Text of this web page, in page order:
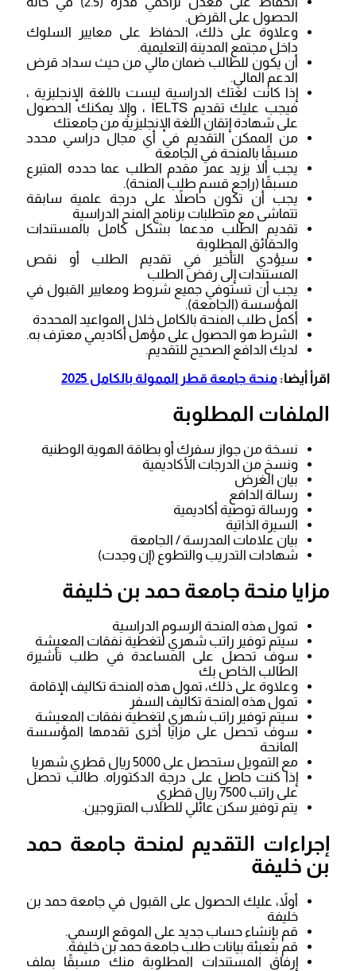
الحصول على القرض.
وعلاوة على ذلك، الحفاظ على معايير السلوك
داخل مجتمع المدينة التعليمية.
أن يكون للطالب ضمان مالي من حيث سداد قرض
الدعم المالي.
إذا كانت لغتك الدراسية ليست باللغة الإنجليزية ،
فيجب عليك تقديم IELTS ، وإلا يمكنك الحصول
على شهادة إتقان اللغة الإنجليزية من جامعتك
من الممكن التقديم في أي مجال دراسي محدد
مسبقًا بالمنحة في الجامعة
يجب ألا يزيد عمر مقدم الطلب عما حدده المتبرع
مسبقًا (راجع قسم طلب المنحة).
يجب أن تكون حاصلاً على درجة علمية سابقة
تتماشى مع متطلبات برنامج المنح الدراسية
تقديم الطلب مدعما بشكل كامل بالمستندات
والحقائق المطلوبة
سيؤدي التأخير في تقديم الطلب أو نقص
المستندات إلى رفض الطلب
يجب أن تستوفي جميع شروط ومعايير القبول في
المؤسسة (الجامعة).
أكمل طلب المنحة بالكامل خلال المواعيد المحددة
الشرط هو الحصول على مؤهل أكاديمي معترف به.
لديك الدافع الصحيح للتقديم.
اقرأ أيضا: منحة جامعة قطر الممولة بالكامل 2025
الملفات المطلوبة
نسخة من جواز سفرك أو بطاقة الهوية الوطنية
ونسخ من الدرجات الأكاديمية
بيان الغرض
رسالة الدافع
ورسالة توصية أكاديمية
السيرة الذاتية
بيان علامات المدرسة / الجامعة
شهادات التدريب والتطوع (إن وجدت)
مزايا منحة جامعة حمد بن خليفة
تمول هذه المنحة الرسوم الدراسية
سيتم توفير راتب شهري لتغطية نفقات المعيشة
سوف تحصل على المساعدة في طلب تأشيرة
الطالب الخاص بك
وعلاوة على ذلك، تمول هذه المنحة تكاليف الإقامة
تمول هذه المنحة تكاليف السفر
سيتم توفير راتب شهري لتغطية نفقات المعيشة
سوف تحصل على مزايا أخرى تقدمها المؤسسة
المانحة
مع التمويل ستحصل على 5000 ريال قطري شهريا
إذا كنت حاصل على درجة الدكتوراه. طالب تحصل
على راتب 7500 ريال قطري
يتم توفير سكن عائلي للطلاب المتزوجين.
إجراءات التقديم لمنحة جامعة حمد
بن خليفة
أولاً، عليك الحصول على القبول في جامعة حمد بن
خليفة
قم بإنشاء حساب جديد على الموقع الرسمي.
قم بتعبئة بيانات طلب جامعة حمد بن خليفة.
إرفاق المستندات المطلوبة منك مسبقًا بملف